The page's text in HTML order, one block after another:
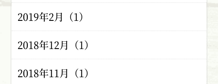
2019年2月（1）
2018年12月（1）
2018年11月（1）